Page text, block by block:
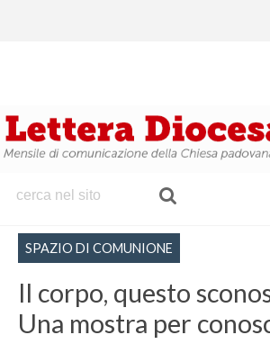
SPAZIO DI COMUNIONE
Il corpo, questo
Una mostra per